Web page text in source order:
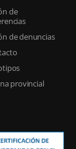
de
de denuncias
provincial